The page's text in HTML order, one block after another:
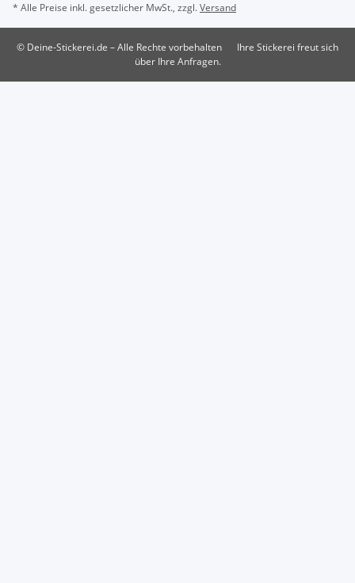
* Alle Preise inkl. gesetzlicher MwSt., zzgl.Versand
© Deine-Stickerei.de – Alle Rechte vorbehalten
Ihre Stickerei freut sich
über Ihre Anfragen.